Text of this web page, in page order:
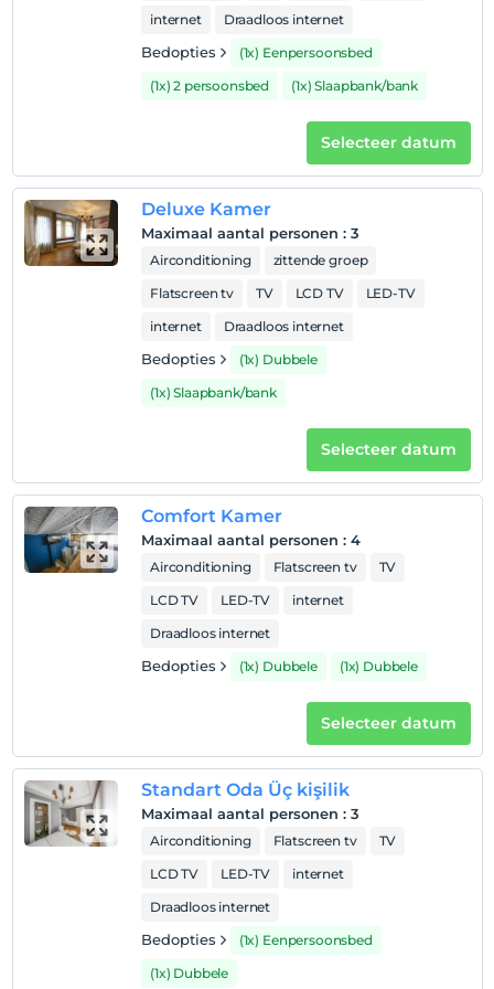
het Royal Tophane Hotel in te ademen, dat zijn
historische schoonheid heeft behouden!
Onze faciliteit ligt op 2 minuten loopafstand van het
Toon op kaart
Huisdieren niet toegestaan
roken
rookvrije kamers
1 kind(eren) tot de leeftijd van 6 per kamer
wordt/worden niet in rekening gebracht
internet Draadloos internet
Bedopties
(1x) Eenpersoonsbed
(1x) 2 persoonsbed
(1x) Slaapbank/bank
Selecteer datum
Deluxe Kamer
Maximaal aantal personen : 3
Airconditioning
zittende groep
Flatscreen tv
TV LCD TV
LED-TV
internet
Draadloos internet
Bedopties
(1x) Dubbele
(1x) Slaapbank/bank
Selecteer datum
Comfort Kamer
Maximaal aantal personen : 4
Airconditioning Flatscreen tv
TV
LCD TV
LED-TV
internet
Draadloos internet
Bedopties (1x) Dubbele (1x) Dubbele
Selecteer datum
Standart Oda Üç kişilik
Maximaal aantal personen : 3
Airconditioning Flatscreen tv
TV
LCD TV
LED-TV
internet
Draadloos internet
Bedopties
(1x) Eenpersoonsbed
(1x) Dubbele